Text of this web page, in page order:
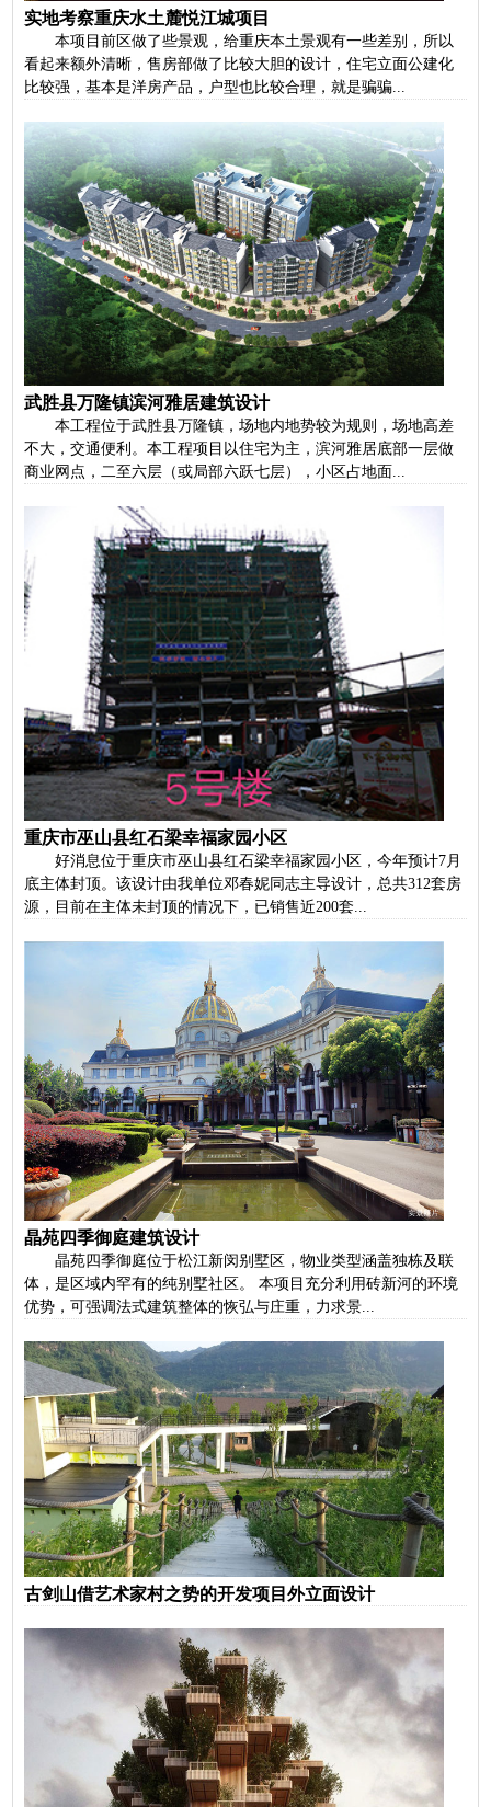
实地考察重庆水土麓悦江城项目
本项目前区做了些景观，给重庆本土景观有一些差别，所以
看起来额外清晰，售房部做了比较大胆的设计，住宅立面公建化
比较强，基本是洋房产品，户型也比较合理，就是骗骗...
武胜县万隆镇滨河雅居建筑设计
本工程位于武胜县万隆镇，场地内地势较为规则，场地高差
不大，交通便利。本工程项目以住宅为主，滨河雅居底部一层做
商业网点，二至六层（或局部六跃七层），小区占地面...
重庆市巫山县红石梁幸福家园小区
好消息位于重庆市巫山县红石梁幸福家园小区，今年预计7月
底主体封顶。该设计由我单位邓春妮同志主导设计，总共312套房
源，目前在主体未封顶的情况下，已销售近200套...
晶苑四季御庭建筑设计
晶苑四季御庭位于松江新闵别墅区，物业类型涵盖独栋及联
体，是区域内罕有的纯别墅社区。 本项目充分利用砖新河的环境
优势，可强调法式建筑整体的恢弘与庄重，力求景...
古剑山借艺术家村之势的开发项目外立面设计